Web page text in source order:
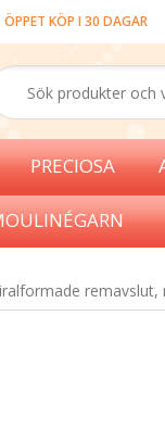
ÖPPET KÖP I 30 DAGAR
PRECIOSA